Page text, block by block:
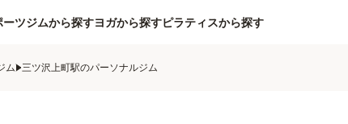
ーツジムから探すヨガから探すピラティスから探す
ム 三ツ沢上町駅のパーソナルジム